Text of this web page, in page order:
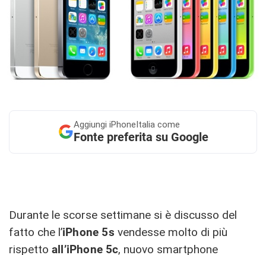
Aggiungi iPhoneItalia come
Fonte preferita su Google
Durante le scorse settimane si è discusso del
fatto che l’iPhone 5s vendesse molto di più
rispetto all’iPhone 5c, nuovo smartphone